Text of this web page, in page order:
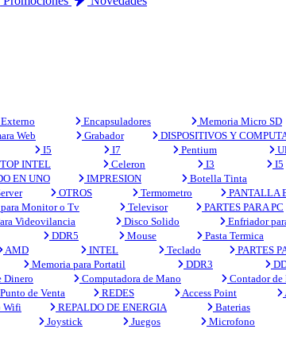
Encapsuladores Memoria Micro SD
Web Grabador DISPOSITIVOS Y
I5 I7 Pentium
INTEL Celeron I3 I5
EN UNO IMPRESION Botella Tinta
OTROS Termometro PANTALLA
Monitor o Tv Televisor PARTES PARA PC
Videovilancia Disco Solido Enfriador
DDR5 Mouse Pasta Termica
AMD INTEL Teclado PARTES
Memoria para Portatil DDR3
Dinero Computadora de Mano Contador
de Venta REDES Access Point
Wifi REPALDO DE ENERGIA Baterias
Joystick Juegos Microfono